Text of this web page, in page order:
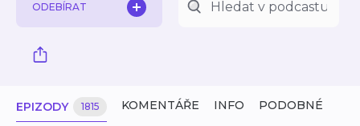
ODEBÍRAT
EPIZODY 1815 KOMENTÁŘE INFO PODOBNÉ